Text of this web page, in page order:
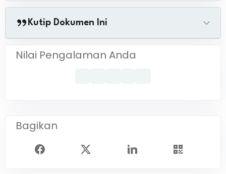
Kutip Dokumen Ini
Nilai Pengalaman Anda
Bagikan